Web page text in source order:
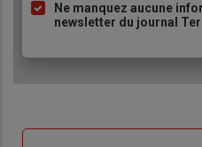
Ne manquez aucune
newsletter du journal